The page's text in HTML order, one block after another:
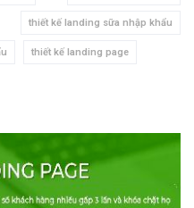
thiết kế landing sữa nhập khẩu
thiết kế landing page